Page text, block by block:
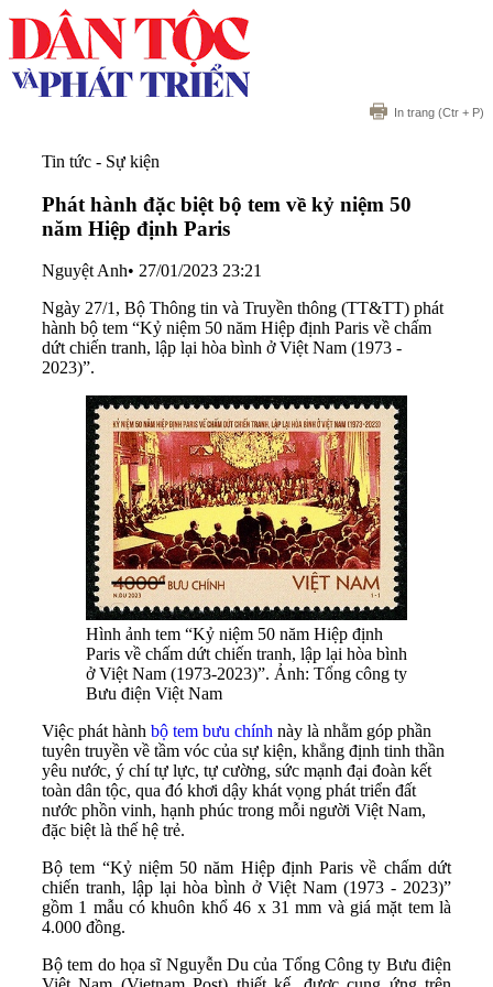
In trang (Ctr + P)
Tin tức - Sự kiện
Phát hành đặc biệt bộ tem về kỷ niệm 50
năm Hiệp định Paris
Nguyệt Anh• 27/01/2023 23:21
Ngày 27/1, Bộ Thông tin và Truyền thông (TT&TT) phát
hành bộ tem “Kỷ niệm 50 năm Hiệp định Paris về chấm
dứt chiến tranh, lập lại hòa bình ở Việt Nam (1973 -
2023)”.
Hình ảnh tem “Kỷ niệm 50 năm Hiệp định
Paris về chấm dứt chiến tranh, lập lại hòa bình
ở Việt Nam (1973-2023)”. Ảnh: Tổng công ty
Bưu điện Việt Nam
Việc phát hành bộ tem bưu chính này là nhằm góp phần
tuyên truyền về tầm vóc của sự kiện, khẳng định tinh thần
yêu nước, ý chí tự lực, tự cường, sức mạnh đại đoàn kết
toàn dân tộc, qua đó khơi dậy khát vọng phát triển đất
nước phồn vinh, hạnh phúc trong mỗi người Việt Nam,
đặc biệt là thế hệ trẻ.
Bộ tem “Kỷ niệm 50 năm Hiệp định Paris về chấm dứt
chiến tranh, lập lại hòa bình ở Việt Nam (1973 - 2023)”
gồm 1 mẫu có khuôn khổ 46 x 31 mm và giá mặt tem là
4.000 đồng.
Bộ tem do họa sĩ Nguyễn Du của Tổng Công ty Bưu điện